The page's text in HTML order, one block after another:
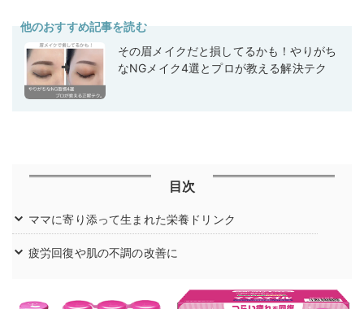
他のおすすめ記事を読む
その眉メイクだと損してるかも！やりがち
なNGメイク4選とプロが教える解決テク
目次
ママに寄り添って生まれた栄養ドリンク
疲労回復や肌の不調の改善に